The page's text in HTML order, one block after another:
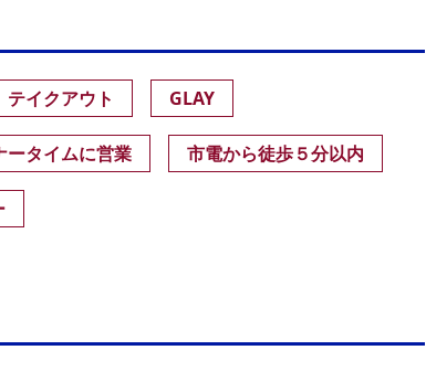
テイクアウト GLAY
ータイムに営業 市電から徒歩５分以内